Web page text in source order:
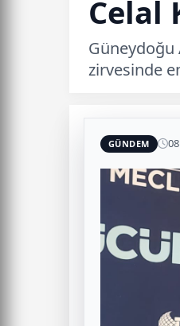
Celal
Güneydoğu
zirvesinde
GÜNDEM